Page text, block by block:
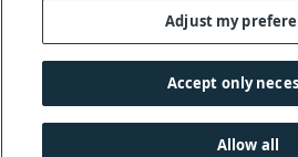
© 2001–2026 Renishaw plc. Tutti i
Contatti
Avviso sull'uso
Adjust my
Accept only
Allow all